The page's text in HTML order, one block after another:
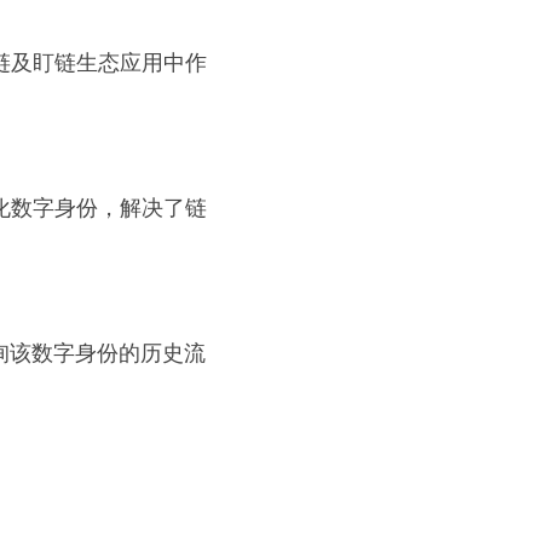
及盯链生态应用中作
数字身份，解决了链
该数字身份的历史流